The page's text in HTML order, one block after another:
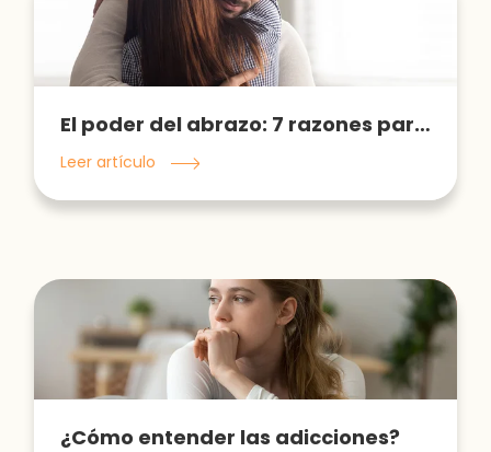
El poder del abrazo: 7 razones para dar abrazos
Leer artículo
¿Cómo entender las adicciones?